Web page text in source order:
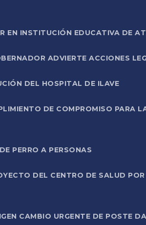
EN INSTITUCIÓN EDUCATIVA DE
ADVIERTE ACCIONES
DEL HOSPITAL DE ILAVE
DE COMPROMISO PARA
PERRO A PERSONAS
DEL CENTRO DE SALUD
CAMBIO URGENTE DE POSTE